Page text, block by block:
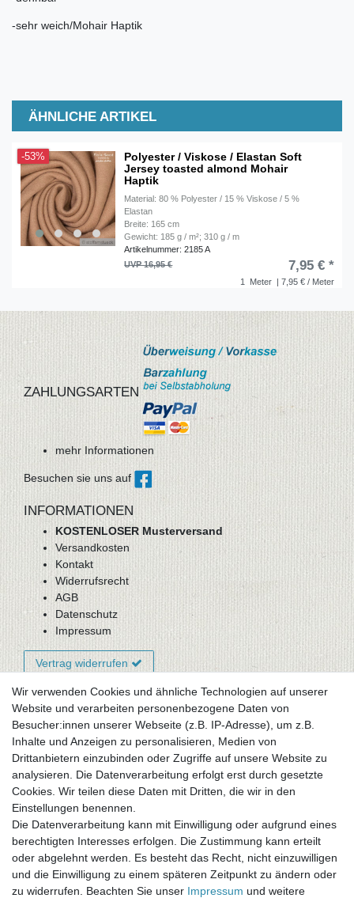
-sehr weich/Mohair Haptik
ÄHNLICHE ARTIKEL
-53%
Polyester / Viskose / Elastan Soft
Jersey toasted almond Mohair
Haptik
Material: 80 % Polyester / 15 % Viskose / 5 %
Elastan
Breite: 165 cm
Gewicht: 185 g / m²; 310 g / m
Artikelnummer: 2185 A
1 Meter | 7,95 € / Meter
UVP 16,95 € 7,95 € *
ZAHLUNGSARTEN
mehr Informationen
Besuchen sie uns auf
INFORMATIONEN
KOSTENLOSER Musterversand
Versandkosten
Kontakt
Widerrufsrecht
AGB
Datenschutz
Impressum
Vertrag widerrufen
Newsletter-Anmeldung
FAQ / Fragen
Mein Warenkorb
Mein Merkzettel
Mein Konto
UNSER LADENGESCHÄFT
Gottlieb-Daimler-Str. 10
33334 Gütersloh
ÖFFNUNGSZEITEN
Wir verwenden Cookies und ähnliche Technologien auf unserer
Website und verarbeiten personenbezogene Daten von
Besucher:innen unserer Webseite (z.B. IP-Adresse), um z.B.
Inhalte und Anzeigen zu personalisieren, Medien von
Drittanbietern einzubinden oder Zugriffe auf unsere Website zu
analysieren. Die Datenverarbeitung erfolgt erst durch gesetzte
Cookies. Wir teilen diese Daten mit Dritten, die wir in den
Einstellungen benennen.
Die Datenverarbeitung kann mit Einwilligung oder aufgrund eines
berechtigten Interesses erfolgen. Die Zustimmung kann erteilt
oder abgelehnt werden. Es besteht das Recht, nicht einzuwilligen
und die Einwilligung zu einem späteren Zeitpunkt zu ändern oder
zu widerrufen. Beachten Sie unser Impressum und weitere